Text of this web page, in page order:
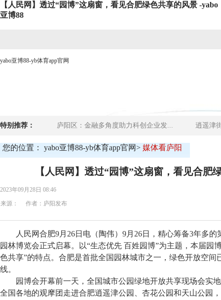
【人民网】透过“园博”这扇窗，看见合肥绿色共享的风景 -yabo
亚博88
yabo亚博88-yb体育app官网
特别推荐： 庐阳区：金融多角度助力科创企业发... 逍遥津
您的位置： yabo亚博88-yb体育app官网> 媒体看庐阳
【人民网】透过“园博”这扇窗，看见合肥
2023年09月28日 08:46
来源： 作者：庐阳发布
人民网合肥9月26日电（陶伟）9月26日，精心筹备3年多
园林博览会正式启幕。以“生态优先 百姓园博”为主题，本届园
色共享”的特点。合肥是首批全国园林城市之一，绿色开放空间
线。
园博会开幕前一天，全国城市公园绿地开放共享现场会实
全国各地的观摩团走进合肥逍遥津公园、杏花公园和天山公园